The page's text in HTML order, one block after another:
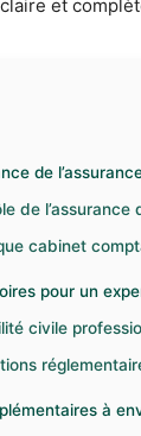
et
de
de
cabinet
pour un
civile
à